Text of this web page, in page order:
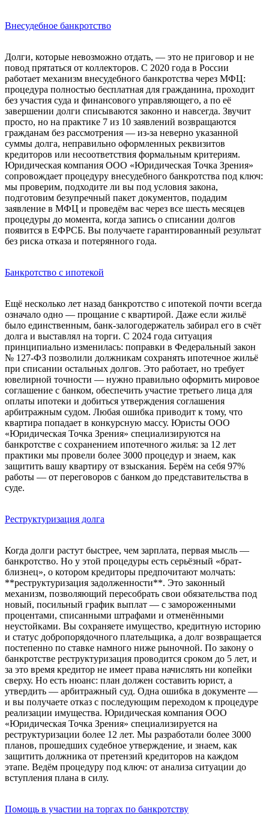
Внесудебное банкротство
Долги, которые невозможно отдать, — это не приговор и не
повод прятаться от коллекторов. С 2020 года в России
работает механизм внесудебного банкротства через МФЦ:
процедура полностью бесплатная для гражданина, проходит
без участия суда и финансового управляющего, а по её
завершении долги списываются законно и навсегда. Звучит
просто, но на практике 7 из 10 заявлений возвращаются
гражданам без рассмотрения — из-за неверно указанной
суммы долга, неправильно оформленных реквизитов
кредиторов или несоответствия формальным критериям.
Юридическая компания ООО «Юридическая Точка Зрения»
сопровождает процедуру внесудебного банкротства под ключ:
мы проверим, подходите ли вы под условия закона,
подготовим безупречный пакет документов, подадим
заявление в МФЦ и проведём вас через все шесть месяцев
процедуры до момента, когда запись о списании долгов
появится в ЕФРСБ. Вы получаете гарантированный результат
без риска отказа и потерянного года.
Банкротство с ипотекой
Ещё несколько лет назад банкротство с ипотекой почти всегда
означало одно — прощание с квартирой. Даже если жильё
было единственным, банк-залогодержатель забирал его в счёт
долга и выставлял на торги. С 2024 года ситуация
принципиально изменилась: поправки в Федеральный закон
№ 127-ФЗ позволили должникам сохранять ипотечное жильё
при списании остальных долгов. Это работает, но требует
ювелирной точности — нужно правильно оформить мировое
соглашение с банком, обеспечить участие третьего лица для
оплаты ипотеки и добиться утверждения соглашения
арбитражным судом. Любая ошибка приводит к тому, что
квартира попадает в конкурсную массу. Юристы ООО
«Юридическая Точка Зрения» специализируются на
банкротстве с сохранением ипотечного жилья: за 12 лет
практики мы провели более 3000 процедур и знаем, как
защитить вашу квартиру от взыскания. Берём на себя 97%
работы — от переговоров с банком до представительства в
суде.
Реструктуризация долга
Когда долги растут быстрее, чем зарплата, первая мысль —
банкротство. Но у этой процедуры есть серьёзный «брат-
близнец», о котором кредиторы предпочитают молчать:
**реструктуризация задолженности**. Это законный
механизм, позволяющий пересобрать свои обязательства под
новый, посильный график выплат — с замороженными
процентами, списанными штрафами и отменёнными
неустойками. Вы сохраняете имущество, кредитную историю
и статус добропорядочного плательщика, а долг возвращается
постепенно по ставке намного ниже рыночной. По закону о
банкротстве реструктуризация проводится сроком до 5 лет, и
за это время кредитор не имеет права начислять ни копейки
сверху. Но есть нюанс: план должен составить юрист, а
утвердить — арбитражный суд. Одна ошибка в документе —
и вы получаете отказ с последующим переходом к процедуре
реализации имущества. Юридическая компания ООО
«Юридическая Точка Зрения» специализируется на
реструктуризации более 12 лет. Мы разработали более 3000
планов, прошедших судебное утверждение, и знаем, как
защитить должника от претензий кредиторов на каждом
этапе. Ведём процедуру под ключ: от анализа ситуации до
вступления плана в силу.
Помощь в участии на торгах по банкротству